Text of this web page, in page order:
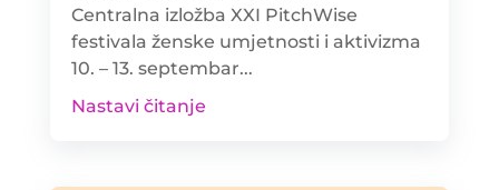
Centralna izložba XXI PitchWise
festivala ženske umjetnosti i aktivizma
10. – 13. septembar...
Nastavi čitanje